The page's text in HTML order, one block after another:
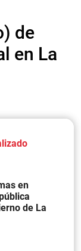
de
en La
en
de La